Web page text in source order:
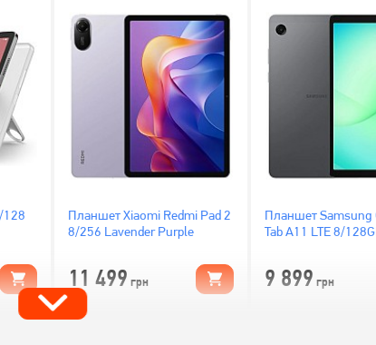
128
Планшет Xiaomi Redmi Pad 2
8/256 Lavender Purple
11 499 грн
Планшет Samsung
Tab A11 LTE 8/
9 899 грн